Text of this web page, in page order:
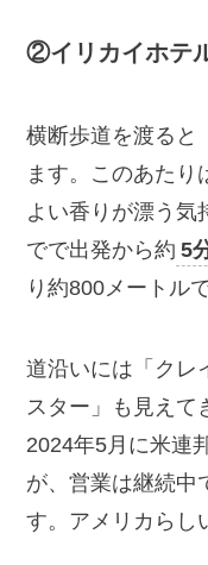
②イリカイホテ
横断歩道を渡ると
ます。このあた
よい香りが漂う気
でで出発から約 5
り約800メートルで
道沿いには「クレ
スター」も見えて
2024年5月に米連
が、営業は継続中
す。アメリカらし